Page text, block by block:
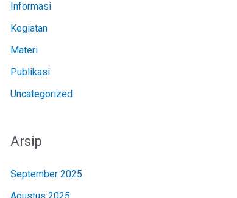
Informasi
Kegiatan
Materi
Publikasi
Uncategorized
Arsip
September 2025